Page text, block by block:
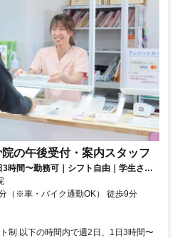
の午後受付・案内スタッフ
時間〜勤務可｜シフト自由｜学生さん
バイト♩｜扶養内勤務OK｜副業・Wワ
車で2分（※車・バイク通勤OK） 徒歩9分
制 以下の時間内で週2日、1日3時間〜